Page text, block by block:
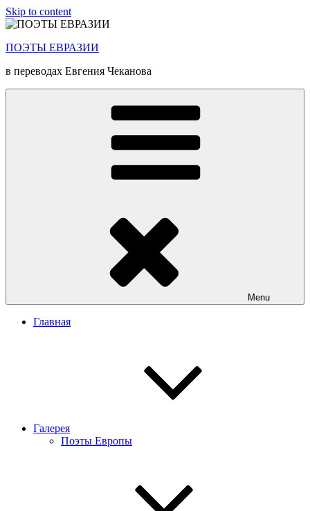
Skip to content
ПОЭТЫ ЕВРАЗИИ
в переводах Евгения Чеканова
Menu
Главная
Галерея
Поэты Европы